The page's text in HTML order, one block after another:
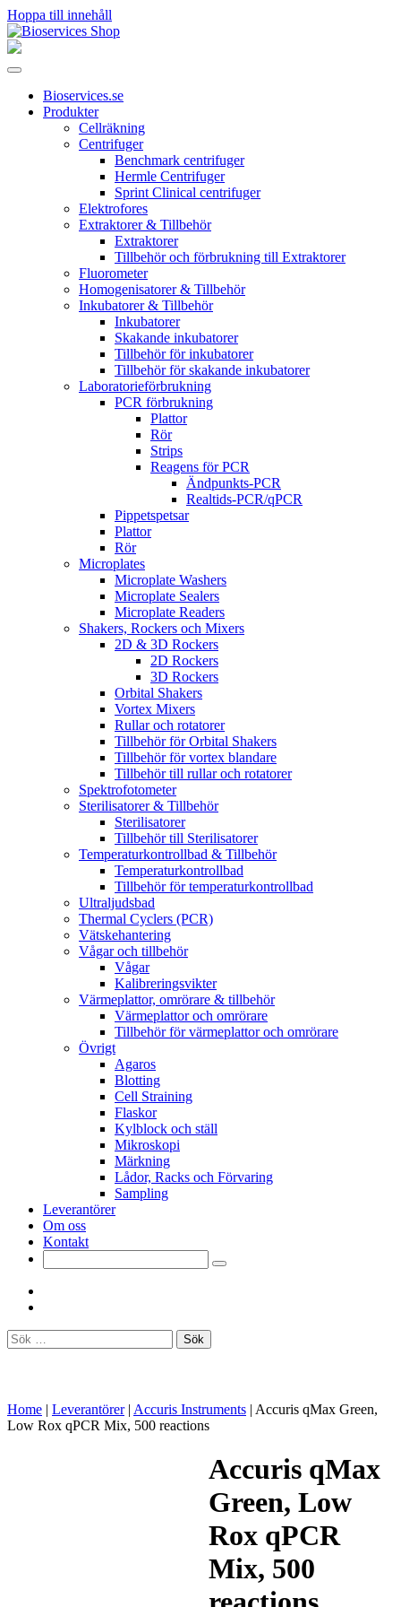
Hoppa till innehåll
Huvudnavigering
Bioservices.se
Produkter
Cellräkning
Centrifuger
Benchmark centrifuger
Hermle Centrifuger
Sprint Clinical centrifuger
Elektrofores
Extraktorer & Tillbehör
Extraktorer
Tillbehör och förbrukning till Extraktorer
Fluorometer
Homogenisatorer & Tillbehör
Inkubatorer & Tillbehör
Inkubatorer
Skakande inkubatorer
Tillbehör för inkubatorer
Tillbehör för skakande inkubatorer
Laboratorieförbrukning
PCR förbrukning
Plattor
Rör
Strips
Reagens för PCR
Ändpunkts-PCR
Realtids-PCR/qPCR
Pippetspetsar
Plattor
Rör
Microplates
Microplate Washers
Microplate Sealers
Microplate Readers
Shakers, Rockers och Mixers
2D & 3D Rockers
2D Rockers
3D Rockers
Orbital Shakers
Vortex Mixers
Rullar och rotatorer
Tillbehör för Orbital Shakers
Tillbehör för vortex blandare
Tillbehör till rullar och rotatorer
Spektrofotometer
Sterilisatorer & Tillbehör
Sterilisatorer
Tillbehör till Sterilisatorer
Temperaturkontrollbad & Tillbehör
Temperaturkontrollbad
Tillbehör för temperaturkontrollbad
Ultraljudsbad
Thermal Cyclers (PCR)
Vätskehantering
Vågar och tillbehör
Vågar
Kalibreringsvikter
Värmeplattor, omrörare & tillbehör
Värmeplattor och omrörare
Tillbehör för värmeplattor och omrörare
Övrigt
Agaros
Blotting
Cell Straining
Flaskor
Kylblock och ställ
Mikroskopi
Märkning
Lådor, Racks och Förvaring
Sampling
Leverantörer
Om oss
Kontakt
Sök
efter:
Home | Leverantörer | Accuris Instruments | Accuris qMax Green,
Low Rox qPCR Mix, 500 reactions
Accuris qMax
Green, Low
Rox qPCR
Mix, 500